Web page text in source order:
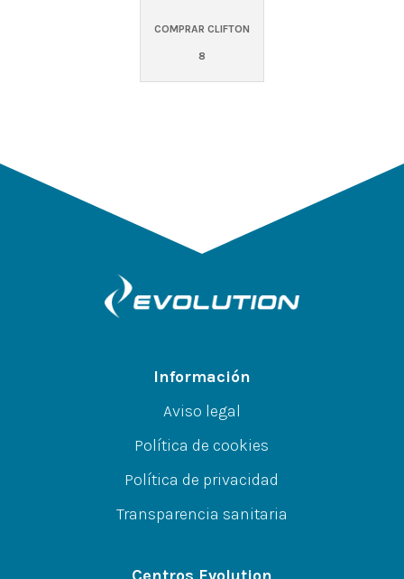
COMPRAR CLIFTON
8
Información
Aviso legal
Política de cookies
Política de privacidad
Transparencia sanitaria